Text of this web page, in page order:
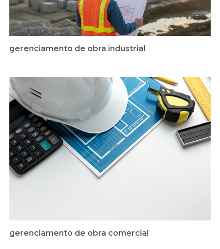
gerenciamento de obra industrial
gerenciamento de obra comercial